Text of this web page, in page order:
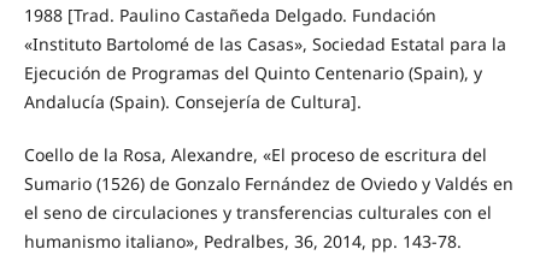
1988 [Trad. Paulino Castañeda Delgado. Fundación
«Instituto Bartolomé de las Casas», Sociedad Estatal para la
Ejecución de Programas del Quinto Centenario (Spain), y
Andalucía (Spain). Consejería de Cultura].
Coello de la Rosa, Alexandre, «El proceso de escritura del
Sumario (1526) de Gonzalo Fernández de Oviedo y Valdés en
el seno de circulaciones y transferencias culturales con el
humanismo italiano», Pedralbes, 36, 2014, pp. 143-78.